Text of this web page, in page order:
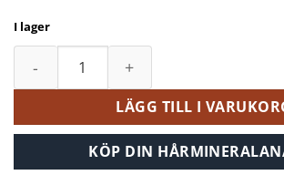
I lager
LÄGG TILL I
KÖP DIN